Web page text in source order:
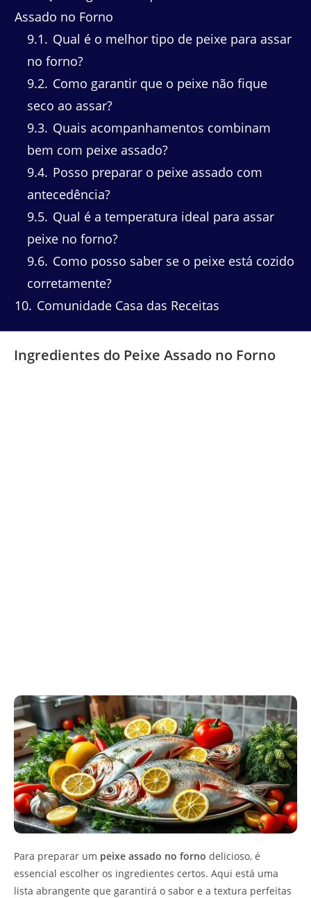
Assado no Forno
9.1
Qual é o melhor tipo de peixe para assar
no forno?
9.2 Como garantir que o peixe não fique
seco ao assar?
9.3 Quais acompanhamentos combinam
bem com peixe assado?
9.4 Posso preparar o peixe assado com
antecedência?
9.5 Qual é a temperatura ideal para assar
peixe no forno?
9.6 Como posso saber se o peixe está cozido
corretamente?
10 Comunidade Casa das Receitas
Ingredientes do Peixe Assado no Forno
Para preparar um peixe assado no forno delicioso, é
essencial escolher os ingredientes certos. Aqui está uma
lista abrangente que garantirá o sabor e a textura perfeitas